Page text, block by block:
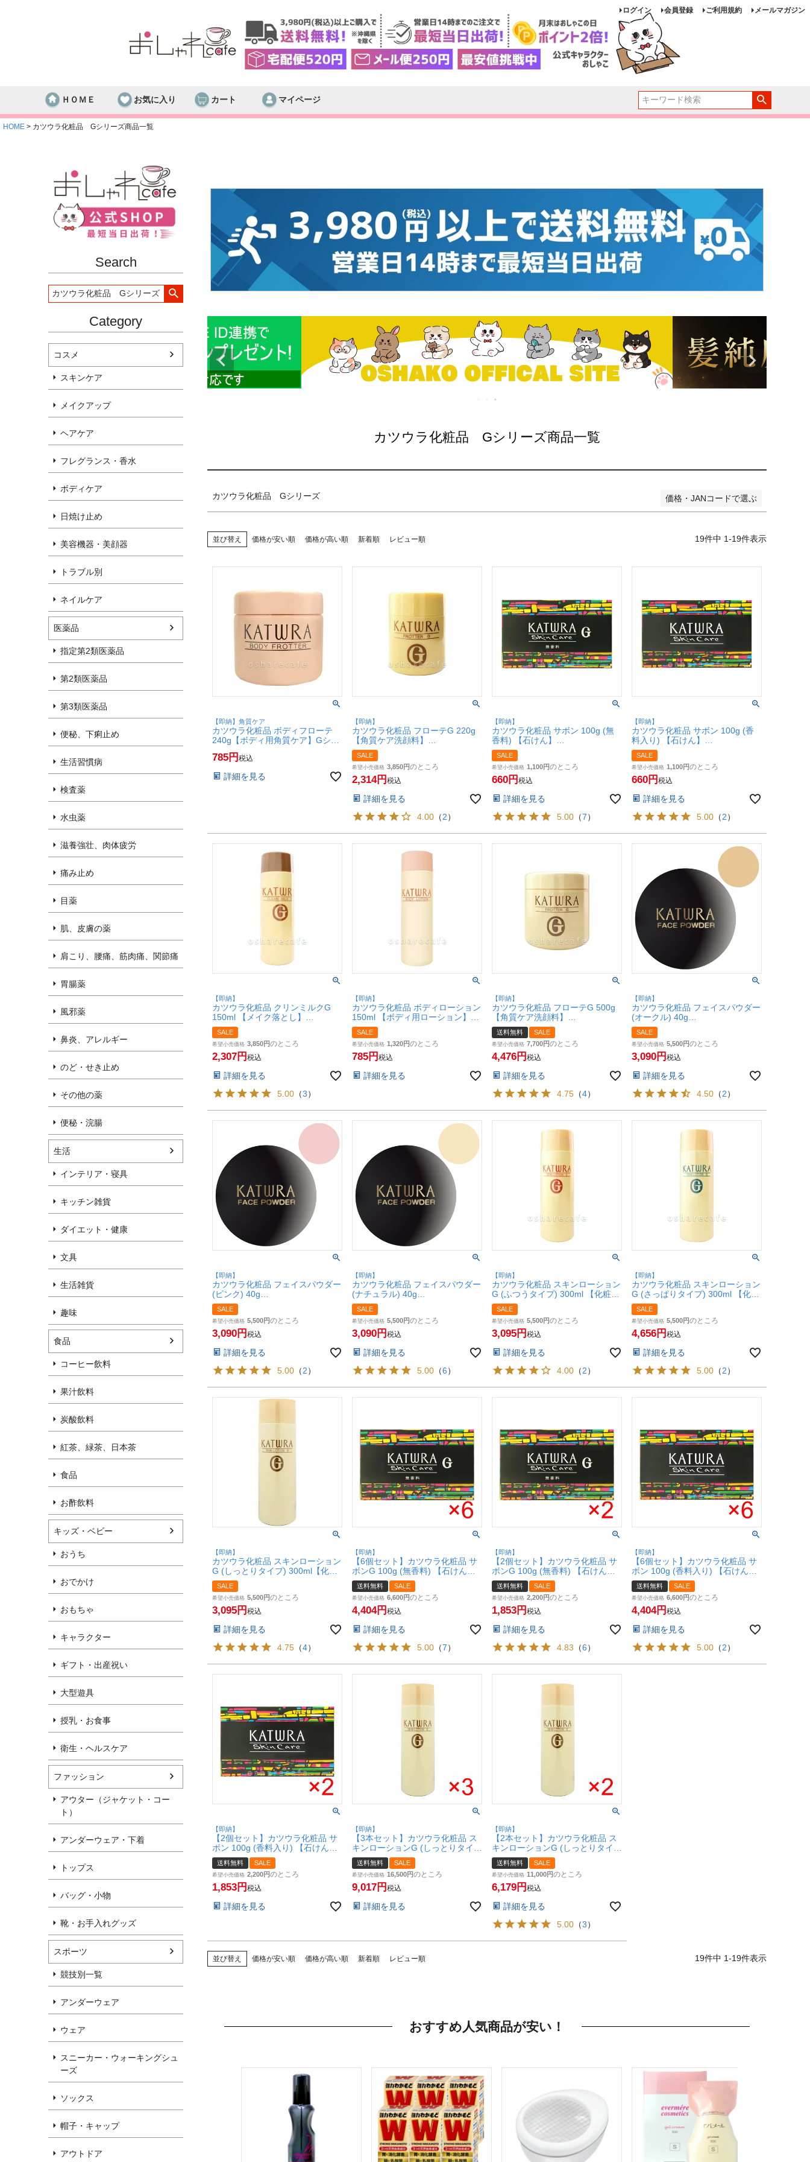
ログイン 会員登録 ご利用規約 メールマガジン
ＨＯＭＥ お気に入り カート マイページ
HOME カツウラ化粧品 Gシリーズ商品一覧
Search
Category
コスメ
スキンケア
メイクアップ
ヘアケア
フレグランス・香水
ボディケア
日焼け止め
美容機器・美顔器
トラブル別
ネイルケア
医薬品
指定第2類医薬品
第2類医薬品
第3類医薬品
便秘、下痢止め
生活習慣病
検査薬
水虫薬
滋養強壮、肉体疲労
痛み止め
目薬
肌、皮膚の薬
肩こり、腰痛、筋肉痛、関節痛
胃腸薬
風邪薬
鼻炎、アレルギー
のど・せき止め
その他の薬
便秘・浣腸
生活
インテリア・寝具
キッチン雑貨
ダイエット・健康
文具
生活雑貨
趣味
食品
コーヒー飲料
果汁飲料
炭酸飲料
紅茶、緑茶、日本茶
食品
お酢飲料
キッズ・ベビー
おうち
おでかけ
おもちゃ
キャラクター
ギフト・出産祝い
大型遊具
授乳・お食事
衛生・ヘルスケア
ファッション
アウター（ジャケット・コー
ト）
アンダーウェア・下着
トップス
バッグ・小物
靴・お手入れグッズ
スポーツ
競技別一覧
アンダーウェア
ウェア
スニーカー・ウォーキングシュ
ーズ
ソックス
帽子・キャップ
アウトドア
カツウラ化粧品 Gシリーズ商品一覧
カツウラ化粧品 Gシリーズ 価格・JANコードで選ぶ
キーワード
在庫なし商品
在庫なし商品を表示しない
検索
並び替え 価格が安い順 価格が高い順 新着順 レビュー順 19件中 1-19件表示
【即納】角質ケア
カツウラ化粧品 ボディフローテ
240g【ボディ用角質ケア】Gシリ
785 税込
詳細を見る
【即納】
カツウラ化粧品 フローテG 220g
【角質ケア洗顔料】
Gシリーズ【SBT】
SALE
希望小売価格 3,850 のところ
2,314 税込
詳細を見る
4.00 （2）
【即納】
カツウラ化粧品 サボン 100g (無
香料) 【石けん】
Gシリーズ【SBT】
SALE
希望小売価格 1,100 のところ
660 税込
詳細を見る
5.00 （7）
【即納】
カツウラ化粧品 サボン 100g (香
料入り) 【石けん】
Gシリーズ【SBT】
SALE
希望小売価格 1,100 のところ
660 税込
詳細を見る
5.00 （2）
【即納】
カツウラ化粧品 クリンミルクG
150ml 【メイク落とし】
Gシリーズ【SBT】
SALE
希望小売価格 3,850 のところ
2,307 税込
詳細を見る
5.00 （3）
【即納】
カツウラ化粧品 ボディローション
150ml 【ボディ用ローション】
Gシリーズ【SBT】
SALE
希望小売価格 1,320 のところ
785 税込
詳細を見る
【即納】
カツウラ化粧品 フローテG 500g
【角質ケア洗顔料】
Gシリーズ【宅配便送料無料】
送料無料 SALE
希望小売価格 7,700 のところ
4,476 税込
詳細を見る
4.75 （4）
【即納】
カツウラ化粧品 フェイスパウダー
(オークル) 40g
Gシリーズ 軽い仕上がりタイプ
【SBT】
SALE
希望小売価格 5,500 のところ
3,090 税込
詳細を見る
4.50 （2）
【即納】
カツウラ化粧品 フェイスパウダー
(ピンク) 40g
Gシリーズ 軽い仕上がりタイプ
【SBT】
SALE
希望小売価格 5,500 のところ
3,090 税込
詳細を見る
5.00 （2）
【即納】
カツウラ化粧品 フェイスパウダー
(ナチュラル) 40g
Gシリーズ 軽い仕上がりタイプ
【SBT】
SALE
希望小売価格 5,500 のところ
3,090 税込
詳細を見る
5.00 （6）
【即納】
カツウラ化粧品 スキンローション
G (ふつうタイプ) 300ml 【化粧
水】
Gシリーズ【SBT】
SALE
希望小売価格 5,500 のところ
3,095 税込
詳細を見る
4.00 （2）
【即納】
カツウラ化粧品 スキンローション
G (さっぱりタイプ) 300ml 【化粧
水】
Gシリーズ【SBT】
SALE
希望小売価格 5,500 のところ
4,656 税込
詳細を見る
5.00 （2）
【即納】
カツウラ化粧品 スキンローション
G (しっとりタイプ) 300ml【化粧
水】
Gシリーズ【SBT】 (6003083)
SALE
希望小売価格 5,500 のところ
3,095 税込
詳細を見る
4.75 （4）
【即納】
【6個セット】カツウラ化粧品 サ
ボンG 100g (無香料) 【石けん】
Gシリーズ【宅配便送料無料】
(6003065-set6)
送料無料 SALE
希望小売価格 6,600 のところ
4,404 税込
詳細を見る
5.00 （7）
【即納】
【2個セット】カツウラ化粧品 サ
ボンG 100g (無香料) 【石けん】
Gシリーズ【宅配便送料無料】
(6003065-set2)
送料無料 SALE
希望小売価格 2,200 のところ
1,853 税込
詳細を見る
4.83 （6）
【即納】
【6個セット】カツウラ化粧品 サ
ボン 100g (香料入り) 【石けん】
Gシリーズ【宅配便送料無料】
(6003062-set6)
送料無料 SALE
希望小売価格 6,600 のところ
4,404 税込
詳細を見る
5.00 （2）
【即納】
【2個セット】カツウラ化粧品 サ
ボン 100g (香料入り) 【石けん】
Gシリーズ【宅配便送料無料】
(6003062-set2)
送料無料 SALE
希望小売価格 2,200 のところ
1,853 税込
詳細を見る
【即納】
【3本セット】カツウラ化粧品 ス
キンローションG (しっとりタイ
プ) 300ml×3個 【化粧水】
Gシリーズ【宅配便送料無料】
(6003083-set3)
送料無料 SALE
希望小売価格 16,500 のところ
9,017 税込
詳細を見る
【即納】
【2本セット】カツウラ化粧品 ス
キンローションG (しっとりタイ
プ) 300ml×2個 【化粧水】
Gシリーズ【宅配便送料無料】
(6003083-set2)
送料無料 SALE
希望小売価格 11,000 のところ
6,179 税込
詳細を見る
5.00 （3）
並び替え 価格が安い順 価格が高い順 新着順 レビュー順 19件中 1-19件表示
おすすめ人気商品が安い！